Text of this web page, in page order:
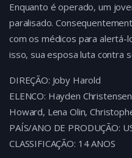
Enquanto é operado, um
paralisado.
com os médicos para alertá-
isso, sua esposa luta contra
DIREÇÃO: Joby Harold
ELENCO: Hayden
Howard, Lena Olin,
PAÍS/ANO DE PRODUÇÃO:
CLASSIFICAÇÃO: 14 ANOS